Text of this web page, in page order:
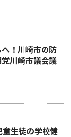
！川崎市の防
川崎市議会議
生徒の学校健